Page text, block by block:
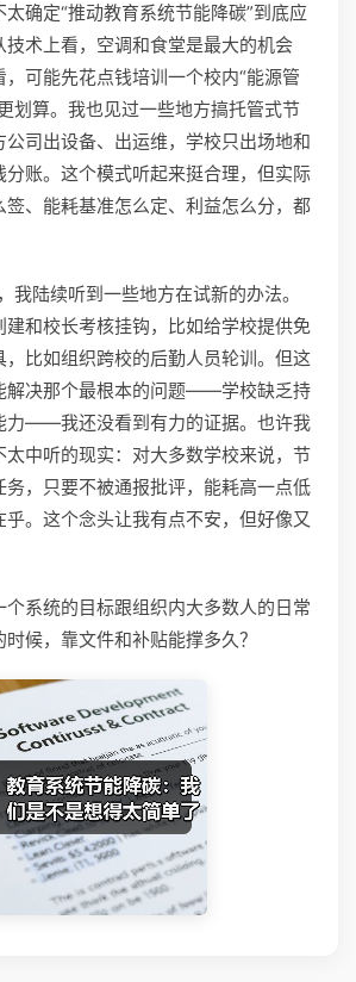
确定“推动教育系统节能降碳”到底应
技术上看，空调和食堂是最大的机会
，可能先花点钱培训一个校内“能源管
划算。我也见过一些地方搞托管式节
公司出设备、出运维，学校只出场地和
分账。这个模式听起来挺合理，但实际
签、能耗基准怎么定、利益怎么分，都
我陆续听到一些地方在试新的办法。
建和校长考核挂钩，比如给学校提供免
，比如组织跨校的后勤人员轮训。但这
解决那个最根本的问题——学校缺乏持
力——我还没看到有力的证据。也许我
太中听的现实：对大多数学校来说，节
务，只要不被通报批评，能耗高一点低
。这个念头让我有点不安，但好像又
系统的目标跟组织内大多数人的日常
候，靠文件和补贴能撑多久？